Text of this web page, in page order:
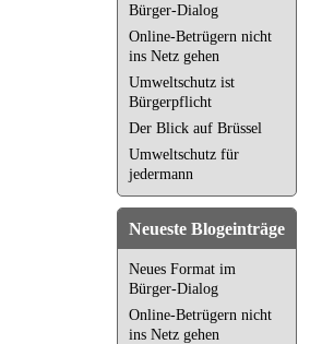
Bürger-Dialog
Online-Betrügern nicht
ins Netz gehen
Umweltschutz ist
Bürgerpflicht
Der Blick auf Brüssel
Umweltschutz für
jedermann
Neueste Blogeinträge
Neues Format im
Bürger-Dialog
Online-Betrügern nicht
ins Netz gehen